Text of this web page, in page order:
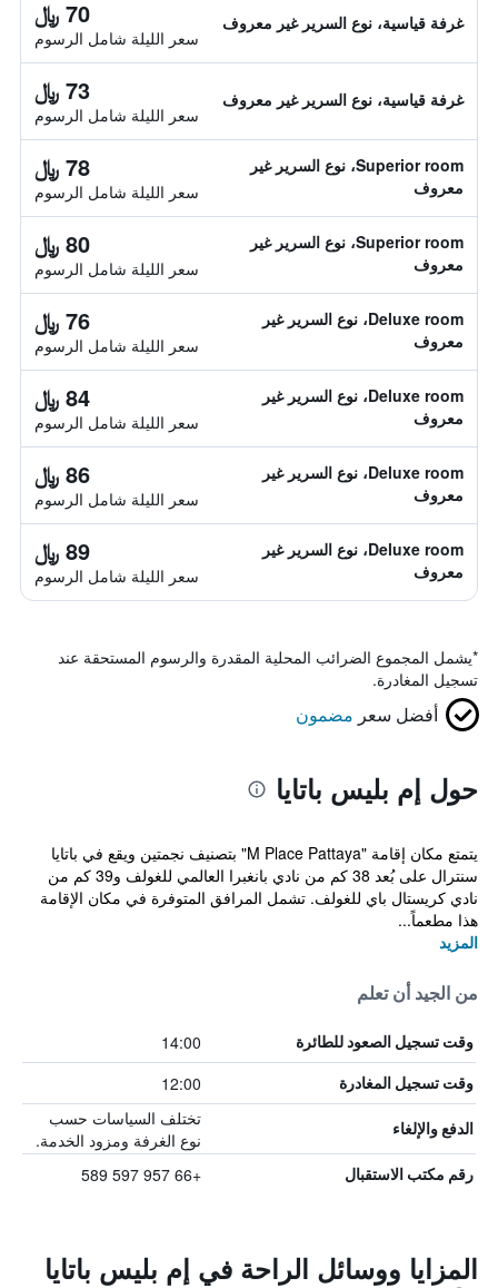
غرفة قياسية، نوع السرير غير معروف 70 ﷼
سعر الليلة شامل الرسوم
غرفة قياسية، نوع السرير غير معروف 73 ﷼
سعر الليلة شامل الرسوم
Superior room، نوع السرير غير
معروف
78 ﷼
سعر الليلة شامل الرسوم
Superior room، نوع السرير غير
معروف
80 ﷼
سعر الليلة شامل الرسوم
Deluxe room، نوع السرير غير
معروف
76 ﷼
سعر الليلة شامل الرسوم
Deluxe room، نوع السرير غير
معروف
84 ﷼
سعر الليلة شامل الرسوم
Deluxe room، نوع السرير غير
معروف
86 ﷼
سعر الليلة شامل الرسوم
Deluxe room، نوع السرير غير
معروف
89 ﷼
سعر الليلة شامل الرسوم
*يشمل المجموع الضرائب المحلية المقدرة والرسوم المستحقة عند
تسجيل المغادرة.
أفضل سعر مضمون
حول إم بليس باتايا
يتمتع مكان إقامة "M Place Pattaya" بتصنيف نجمتين ويقع في باتايا
سنترال على بُعد 38 كم من نادي بانغبرا العالمي للغولف و39 كم من
نادي كريستال باي للغولف. تشمل المرافق المتوفرة في مكان الإقامة
هذا مطعماً...
المزيد
من الجيد أن تعلم
وقت تسجيل الصعود للطائرة 14:00
وقت تسجيل المغادرة 12:00
الدفع والإلغاء
تختلف السياسات حسب
نوع الغرفة ومزود الخدمة.
رقم مكتب الاستقبال +66 957 597 589
المزايا ووسائل الراحة في إم بليس باتايا